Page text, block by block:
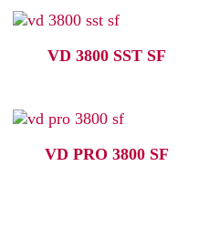
VD 3800 SST SF
VD PRO 3800 SF